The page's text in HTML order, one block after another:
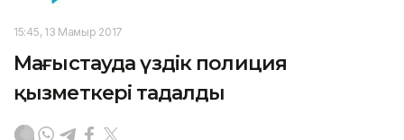
15:45, 13 Мамыр 2017
Маңғыстауда үздік полиция
қызметкері таңдалды